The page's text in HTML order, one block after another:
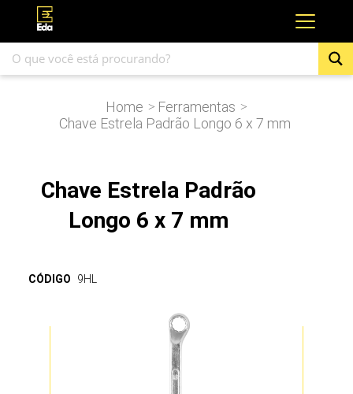
Home > Ferramentas >
Chave Estrela Padrão Longo 6 x 7 mm
Chave Estrela Padrão
Longo 6 x 7 mm
CÓDIGO 9HL